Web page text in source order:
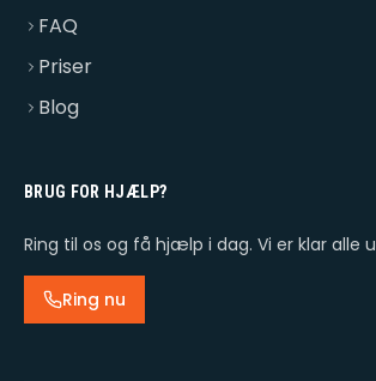
FAQ
Priser
Blog
BRUG FOR HJÆLP?
Ring til os og få hjælp i dag. Vi er klar alle
Ring nu